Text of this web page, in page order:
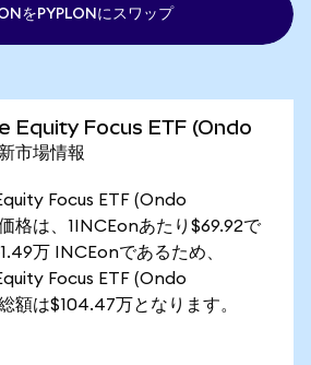
をPYPLONにスワップ
Equity Focus ETF (Ondo
市場情報
Focus ETF (Ondo
格は、1INCEonあたり$69.92で
万 INCEonであるため、
Focus ETF (Ondo
額は$104.47万となります。